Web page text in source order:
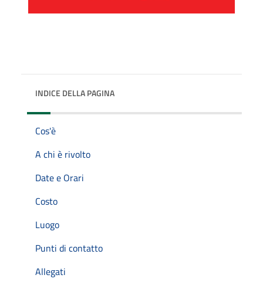
INDICE DELLA PAGINA
Cos'è
A chi è rivolto
Date e Orari
Costo
Luogo
Punti di contatto
Allegati